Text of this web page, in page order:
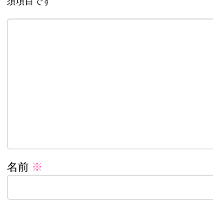
名前 ※